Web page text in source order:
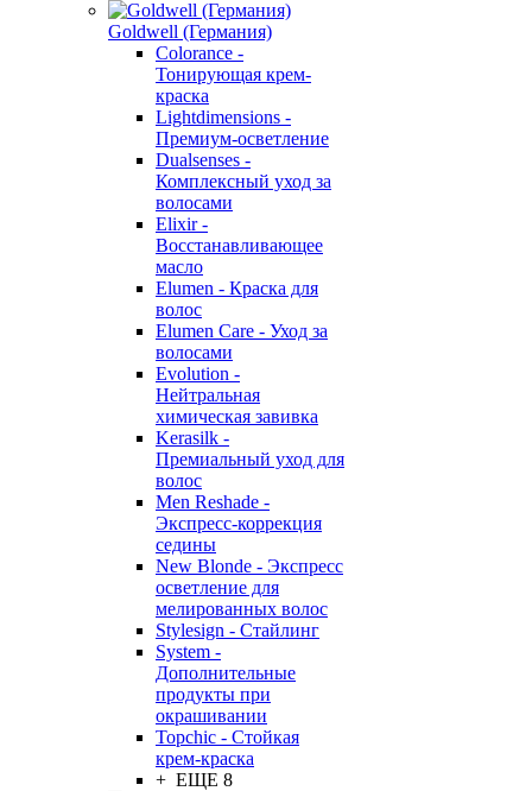
Goldwell (Германия)
Colorance -
Тонирующая крем-
краска
Lightdimensions -
Премиум-осветление
Dualsenses -
Комплексный уход за
волосами
Elixir -
Восстанавливающее
масло
Elumen - Краска для
волос
Elumen Care - Уход за
волосами
Evolution -
Нейтральная
химическая завивка
Kerasilk -
Премиальный уход для
волос
Men Reshade -
Экспресс-коррекция
седины
New Blonde - Экспресс
осветление для
мелированных волос
Stylesign - Стайлинг
System -
Дополнительные
продукты при
окрашивании
Topchic - Стойкая
крем-краска
+ ЕЩЕ 8